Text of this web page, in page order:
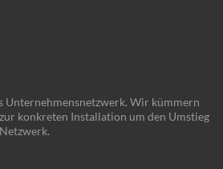
Unternehmensnetzwerk. Wir kümmern
konkreten Installation um den Umstieg